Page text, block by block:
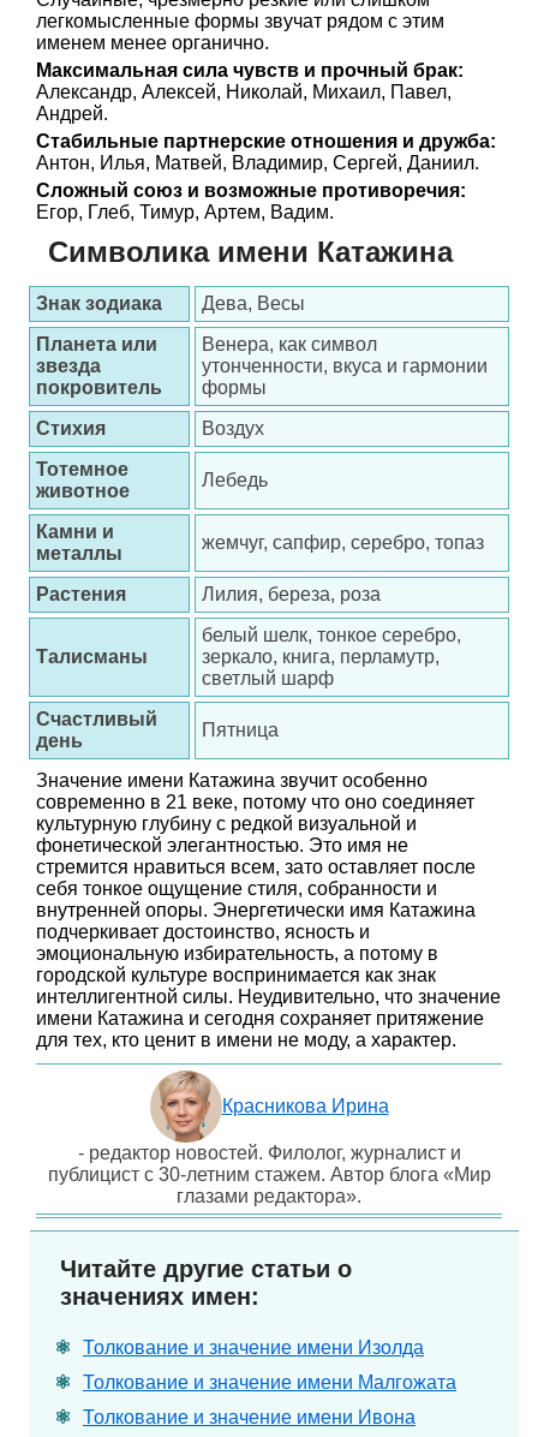
легкомысленные формы звучат рядом с этим
именем менее органично.
Максимальная сила чувств и прочный брак:
Александр, Алексей, Николай, Михаил, Павел,
Андрей.
Стабильные партнерские отношения и дружба:
Антон, Илья, Матвей, Владимир, Сергей, Даниил.
Сложный союз и возможные противоречия:
Егор, Глеб, Тимур, Артем, Вадим.
Символика имени Катажина
Знак зодиака
Дева, Весы
Планета или
звезда
покровитель
Венера, как символ
утонченности, вкуса и гармонии
формы
Стихия
Воздух
Тотемное
животное
Лебедь
Камни и
металлы
жемчуг, сапфир, серебро, топаз
Растения Лилия, береза, роза
Талисманы
белый шелк, тонкое серебро,
зеркало, книга, перламутр,
светлый шарф
Счастливый
день
Пятница
Значение имени Катажина звучит особенно
современно в 21 веке, потому что оно соединяет
культурную глубину с редкой визуальной и
фонетической элегантностью. Это имя не
стремится нравиться всем, зато оставляет после
себя тонкое ощущение стиля, собранности и
внутренней опоры. Энергетически имя Катажина
подчеркивает достоинство, ясность и
эмоциональную избирательность, а потому в
городской культуре воспринимается как знак
интеллигентной силы. Неудивительно, что значение
имени Катажина и сегодня сохраняет притяжение
для тех, кто ценит в имени не моду, а характер.
Красникова Ирина
- редактор новостей. Филолог, журналист и
публицист с 30-летним стажем. Автор блога «Мир
глазами редактора».
Читайте другие статьи о
значениях имен:
Толкование и значение имени Изолда
Толкование и значение имени Малгожата
Толкование и значение имени Ивона